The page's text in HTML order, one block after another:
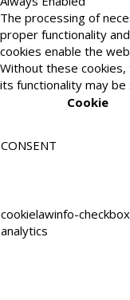
The processing of
proper functionality
cookies enable the
Without these
its functionality may be
Cookie
CONSENT
cookielawinfo-
analytics